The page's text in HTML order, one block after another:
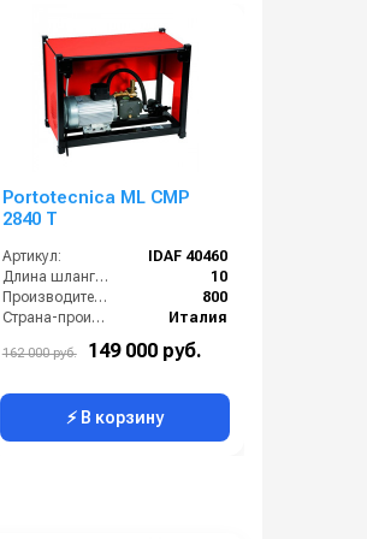
Portotecnica ML CMP
2840 T
Артикул:
IDAF 40460
Длина шланга ВД (м):
10
Производительность (л/ч):
800
Страна-производитель:
Италия
Мощность (кВт):
162 000 руб. 149 000 руб.
⚡ В корзину